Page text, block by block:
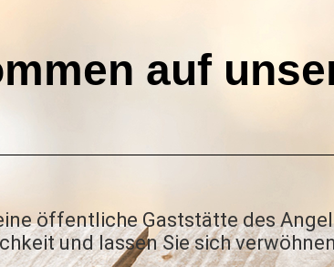
auf
öffentliche Gaststätte des
und lassen Sie sich